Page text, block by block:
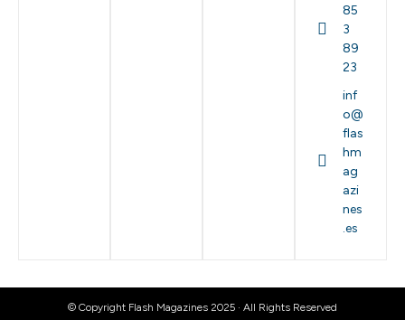
85
3
89
23
inf
o@
flas
hm
ag
azi
nes
.es
© Copyright Flash Magazines 2025 · All Rights Reserved